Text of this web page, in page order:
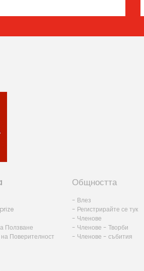
Ползване
Поверителност
Общността
- Влез
- Регистрирайте се тук
- Членове
- Членове - Творби
- Членове - събития